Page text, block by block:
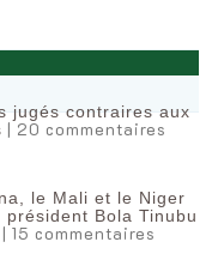
jugés contraires aux
| 20 commentaires
le Mali et le Niger
Bola Tinubu
| 15 commentaires